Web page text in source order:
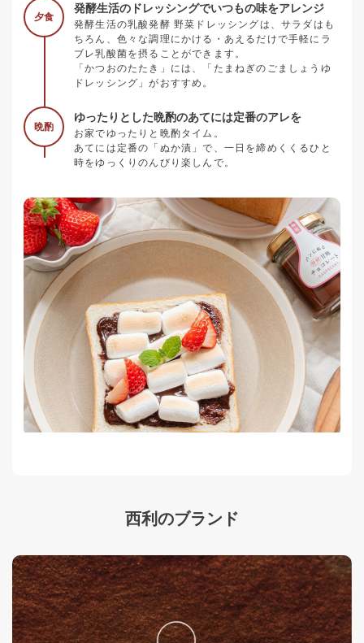
夕食
発酵生活のドレッシングでいつもの味をアレンジ
発酵生活の乳酸発酵 野菜ドレッシングは、サラダはも
ちろん、色々な調理にかける・あえるだけで手軽にラ
ブレ乳酸菌を摂ることができます。
「かつおのたたき」には、「たまねぎのごましょうゆ
ドレッシング」がおすすめ。
晩酌
ゆったりとした晩酌のあてには定番のアレを
お家でゆったりと晩酌タイム。
あてには定番の「ぬか漬」で、一日を締めくくるひと
時をゆっくりのんびり楽しんで。
西利のブランド